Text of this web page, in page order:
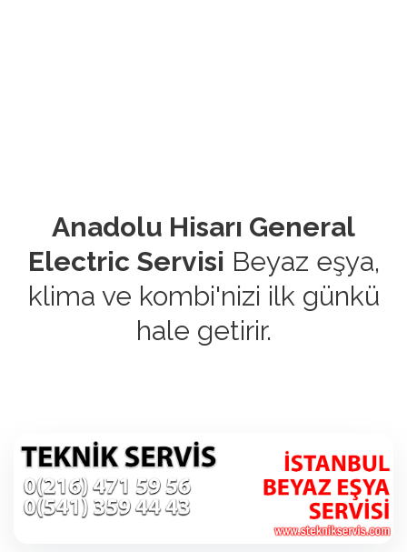
Anadolu Hisarı General
Electric Servisi Beyaz eşya,
klima ve kombi'nizi ilk günkü
hale getirir.